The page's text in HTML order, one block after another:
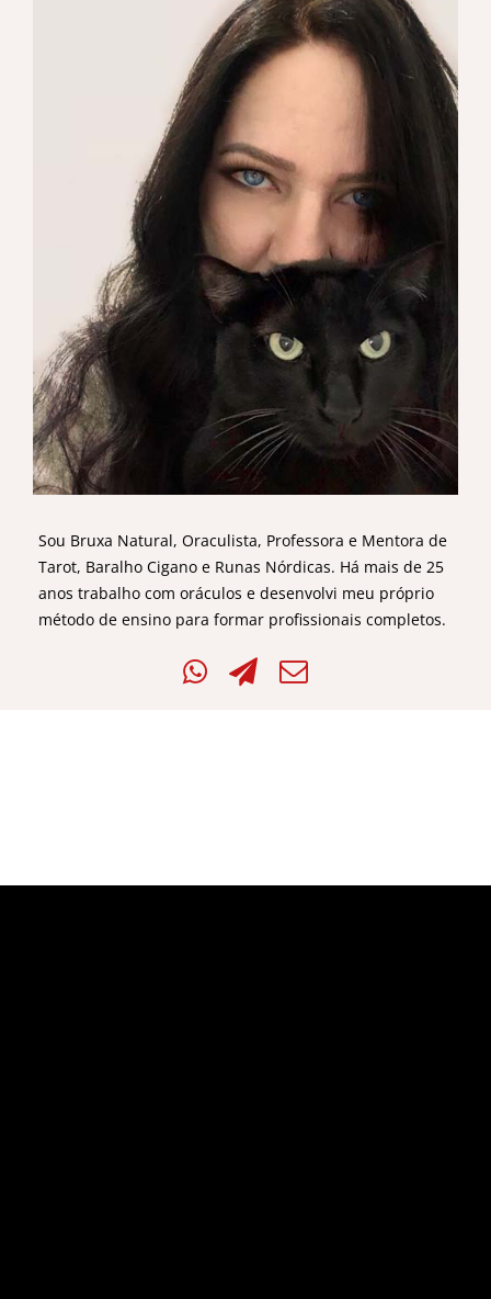
Sou Bruxa Natural, Oraculista, Professora e Mentora de
Tarot, Baralho Cigano e Runas Nórdicas. Há mais de 25
anos trabalho com oráculos e desenvolvi meu próprio
método de ensino para formar profissionais completos.